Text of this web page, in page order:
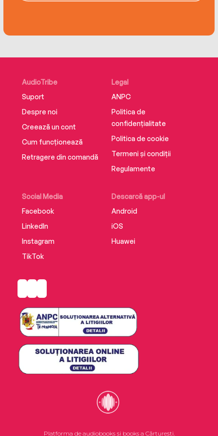
Gritty and engrossing, book two of the Hudson
infamous Canterbury Warriors; the true story of
tragedy that brought it all crashing down.
AudioTribe
Suport
Despre noi
Creează un cont
Cum funcționează
Retragere din comandă
Social Media
Facebook
LinkedIn
Instagram
TikTok
Descarcă app-ul
Android
iOS
Huawei
Legal
ANPC
Politica de
confidențialitate
Politica de cookie
Termeni și condiții
Regulamente
Platforma de audiobooks și books a Cărturești.